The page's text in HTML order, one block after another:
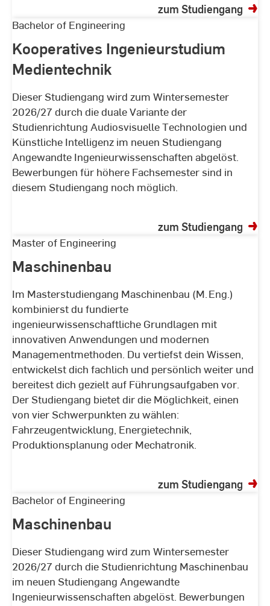
zum Studiengang
Kooperatives
Medientechnik
Bachelor of Engineering
Kooperatives Ingenieurstudium
Medientechnik
Dieser Studiengang wird zum Wintersemester
2026/27 durch die duale Variante der
Studienrichtung Audiosvisuelle Technologien und
Künstliche Intelligenz im neuen Studiengang
Angewandte Ingenieurwissenschaften abgelöst.
Bewerbungen für höhere Fachsemester sind in
diesem Studiengang noch möglich.
zum Studiengang
Maschinenbau
Master of Engineering
Maschinenbau
Im Masterstudiengang Maschinenbau (M. Eng.)
kombinierst du fundierte
ingenieurwissenschaftliche Grundlagen mit
innovativen Anwendungen und modernen
Managementmethoden. Du vertiefst dein Wissen,
entwickelst dich fachlich und persönlich weiter und
bereitest dich gezielt auf Führungsaufgaben vor.
Der Studiengang bietet dir die Möglichkeit, einen
von vier Schwerpunkten zu wählen:
Fahrzeugentwicklung, Energietechnik,
Produktionsplanung oder Mechatronik.
zum Studiengang
Maschinenbau
Bachelor of Engineering
Maschinenbau
Dieser Studiengang wird zum Wintersemester
2026/27 durch die Studienrichtung Maschinenbau
im neuen Studiengang Angewandte
Ingenieurwissenschaften abgelöst. Bewerbungen